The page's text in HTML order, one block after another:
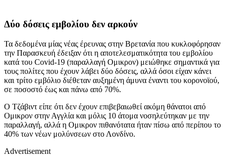
Δύο δόσεις εμβολίου δεν αρκούν
Τα δεδομένα μίας νέας έρευνας στην Βρετανία που κυκλοφόρησαν
την Παρασκευή έδειξαν ότι η αποτελεσματικότητα του εμβολίου
κατά του Covid-19 (παραλλαγή Ομικρον) μειώθηκε σημαντικά για
τους πολίτες που έχουν λάβει δύο δόσεις, αλλά όσοι είχαν κάνει
και τρίτο εμβόλιο διέθεταν αυξημένη άμυνα έναντι του κορονοϊού,
σε ποσοστό έως και πάνω από 70%.
Ο Τζάβιντ είπε ότι δεν έχουν επιβεβαιωθεί ακόμη θάνατοι από
Ομικρον στην Αγγλία και μόλις 10 άτομα νοσηλεύτηκαν με την
παραλλαγή, αλλά η Ομικρον πιθανότατα ήταν πίσω από περίπου το
40% των νέων μολύνσεων στο Λονδίνο.
Advertisement